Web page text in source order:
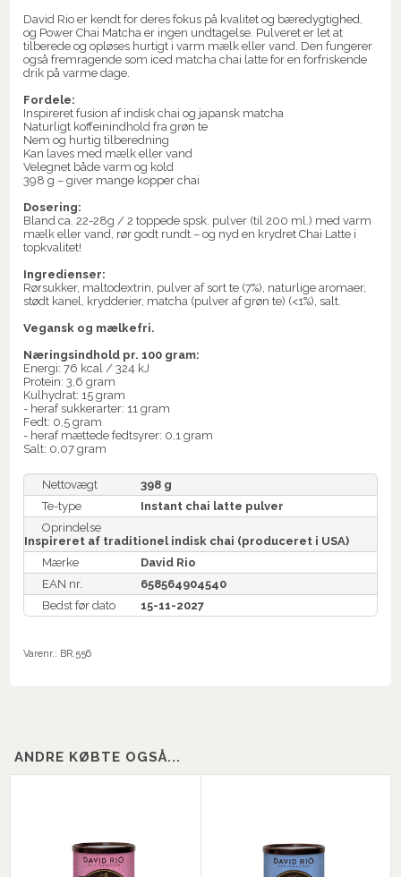
David Rio er kendt for deres fokus på kvalitet og bæredygtighed,
og Power Chai Matcha er ingen undtagelse. Pulveret er let at
tilberede og opløses hurtigt i varm mælk eller vand. Den fungerer
også fremragende som iced matcha chai latte for en forfriskende
drik på varme dage.
Fordele:
Inspireret fusion af indisk chai og japansk matcha
Naturligt koffeinindhold fra grøn te
Nem og hurtig tilberedning
Kan laves med mælk eller vand
Velegnet både varm og kold
398 g – giver mange kopper chai
Dosering:
Bland ca. 22-28g / 2 toppede spsk. pulver (til 200 ml.) med varm
mælk eller vand, rør godt rundt – og nyd en krydret Chai Latte i
topkvalitet!
Ingredienser:
Rørsukker, maltodextrin, pulver af sort te (7%), naturlige aromaer,
stødt kanel, krydderier, matcha (pulver af grøn te) (<1%), salt.
Vegansk og mælkefri.
Næringsindhold pr. 100 gram:
Energi: 76 kcal / 324 kJ
Protein: 3,6 gram
Kulhydrat: 15 gram
- heraf sukkerarter: 11 gram
Fedt: 0,5 gram
- heraf mættede fedtsyrer: 0,1 gram
Salt: 0,07 gram
Nettovægt
398 g
Te-type
Instant chai latte pulver
Oprindelse
Inspireret af traditionel indisk chai (produceret i USA)
Mærke
David Rio
EAN nr.
658564904540
Bedst før dato
15-11-2027
Varenr.: BR.556
ANDRE KØBTE OGSÅ...